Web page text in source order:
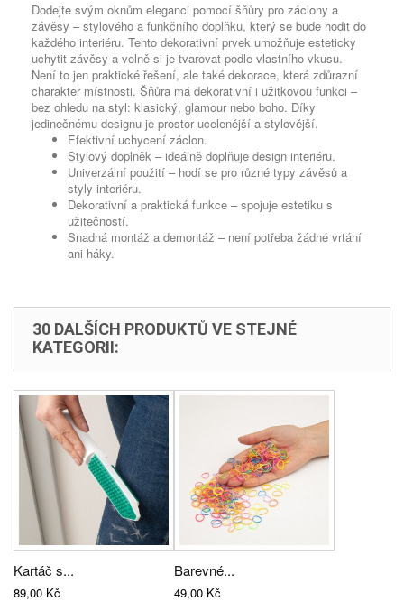
Dodejte svým oknům eleganci pomocí šňůry pro záclony a
závěsy – stylového a funkčního doplňku, který se bude hodit do
každého interiéru. Tento dekorativní prvek umožňuje esteticky
uchytit závěsy a volně si je tvarovat podle vlastního vkusu.
Není to jen praktické řešení, ale také dekorace, která zdůrazní
charakter místnosti. Šňůra má dekorativní i užitkovou funkci –
bez ohledu na styl: klasický, glamour nebo boho. Díky
jedinečnému designu je prostor ucelenější a stylovější.
Efektivní uchycení záclon.
Stylový doplněk – ideálně doplňuje design interiéru.
Univerzální použití – hodí se pro různé typy závěsů a
styly interiéru.
Dekorativní a praktická funkce – spojuje estetiku s
užitečností.
Snadná montáž a demontáž – není potřeba žádné vrtání
ani háky.
30 DALŠÍCH PRODUKTŮ VE STEJNÉ
KATEGORII:
Kartáč s...
89,00 Kč
Barevné...
49,00 Kč